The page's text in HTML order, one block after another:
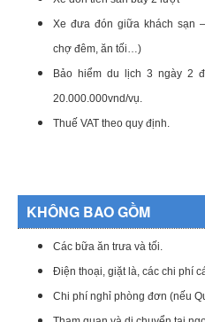
Xe đưa đón giữa khách sạn
chợ đêm, ăn tối…)
Bảo hiểm du lịch 3 ngày 2
20.000.000vnd/vụ.
Thuế VAT theo quy định.
KHÔNG BAO GỒM
Các bữa ăn trưa và tối.
Điện thoại, giặt là, các chi phí
Chi phí nghỉ phòng đơn (nếu